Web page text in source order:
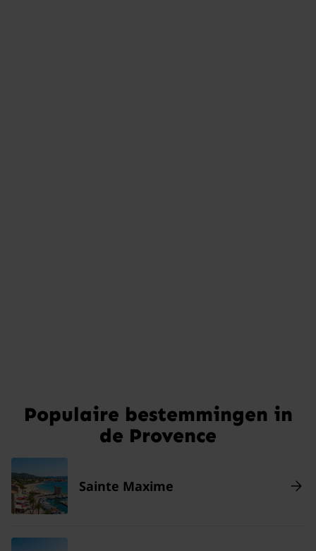
Populaire bestemmingen in
de Provence
Sainte Maxime